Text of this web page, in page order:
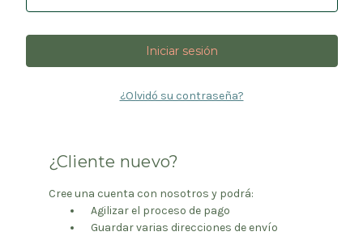
¿Olvidó su contraseña?
¿Cliente nuevo?
Cree una cuenta con nosotros y podrá:
Agilizar el proceso de pago
Guardar varias direcciones de envío